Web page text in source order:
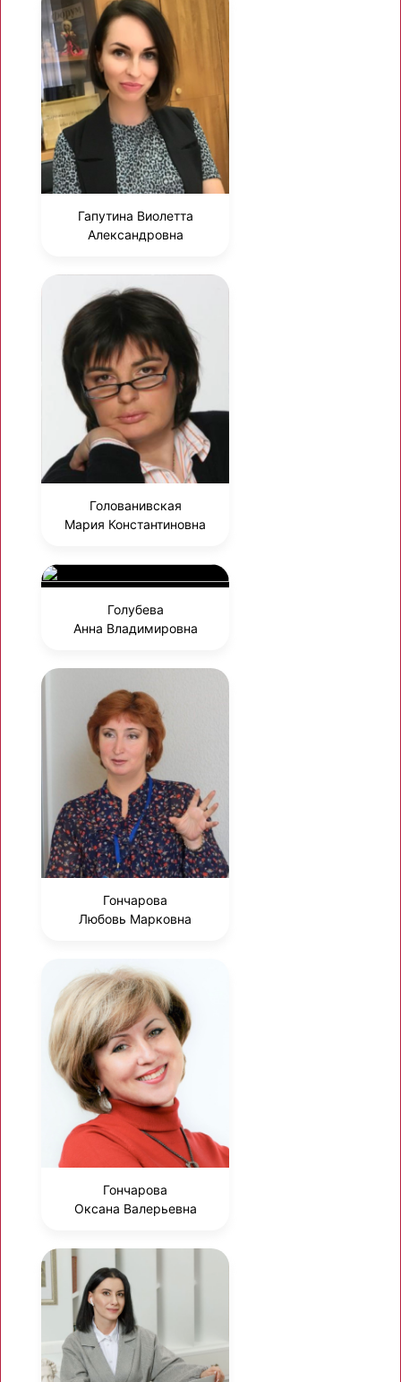
Гапутина Виолетта
Александровна
Голованивская
Мария Константиновна
Голубева
Анна Владимировна
Гончарова
Любовь Марковна
Гончарова
Оксана Валерьевна